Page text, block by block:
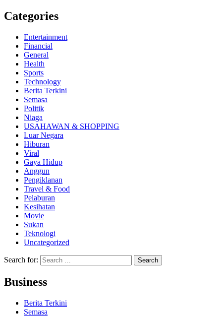
Categories
Entertainment
Financial
General
Health
Sports
Technology
Berita Terkini
Semasa
Politik
Niaga
USAHAWAN & SHOPPING
Luar Negara
Hiburan
Viral
Gaya Hidup
Anggun
Pengiklanan
Travel & Food
Pelaburan
Kesihatan
Movie
Sukan
Teknologi
Uncategorized
Search for:
Business
Berita Terkini
Semasa